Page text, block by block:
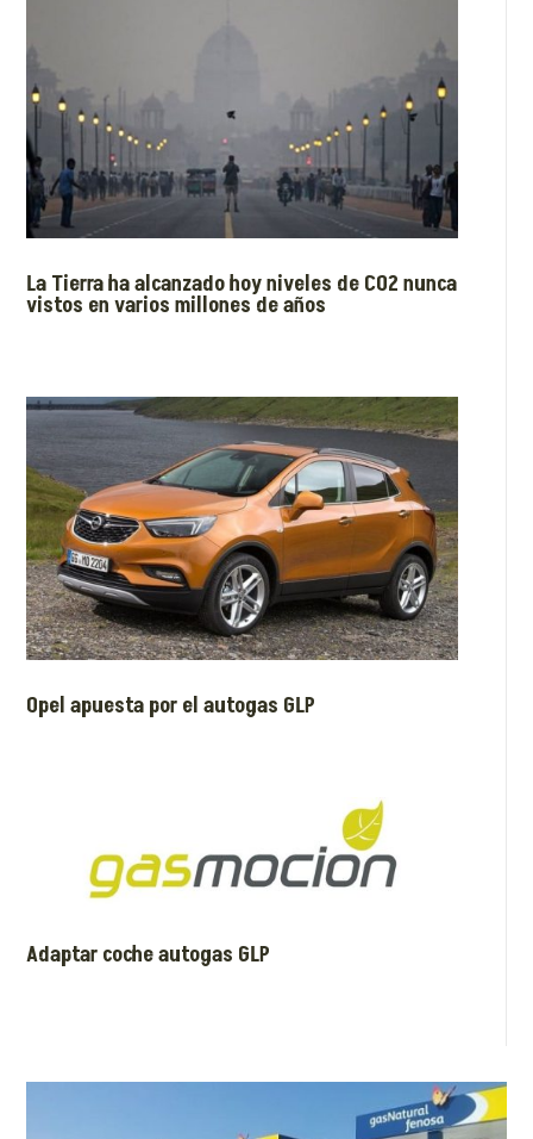
La Tierra ha alcanzado hoy niveles de CO2 nunca
vistos en varios millones de años
Opel apuesta por el autogas GLP
Adaptar coche autogas GLP